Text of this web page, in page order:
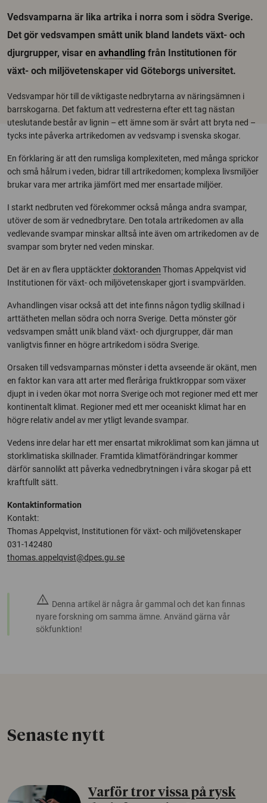
Vedsvamparna är lika artrika i norra som i södra Sverige.
Det gör vedsvampen smått unik bland landets växt- och
djurgrupper, visar en avhandling från Institutionen för
växt- och miljövetenskaper vid Göteborgs universitet.
Vedsvampar hör till de viktigaste nedbrytarna av näringsämnen i
barrskogarna. Det faktum att vedresterna efter ett tag nästan
uteslutande består av lignin – ett ämne som är svårt att bryta ned –
tycks inte påverka artrikedomen av vedsvamp i svenska skogar.
En förklaring är att den rumsliga komplexiteten, med många sprickor
och små hålrum i veden, bidrar till artrikedomen; komplexa livsmiljöer
brukar vara mer artrika jämfört med mer ensartade miljöer.
I starkt nedbruten ved förekommer också många andra svampar,
utöver de som är vednedbrytare. Den totala artrikedomen av alla
vedlevande svampar minskar alltså inte även om artrikedomen av de
svampar som bryter ned veden minskar.
Det är en av flera upptäckterdoktoranden Thomas Appelqvist vid
Institutionen för växt- och miljövetenskaper gjort i svampvärlden.
Avhandlingen visar också att det inte finns någon tydlig skillnad i
arttätheten mellan södra och norra Sverige. Detta mönster gör
vedsvampen smått unik bland växt- och djurgrupper, där man
vanligtvis finner en högre artrikedom i södra Sverige.
Orsaken till vedsvamparnas mönster i detta avseende är okänt, men
en faktor kan vara att arter med fleråriga fruktkroppar som växer
djupt in i veden ökar mot norra Sverige och mot regioner med ett mer
kontinentalt klimat. Regioner med ett mer oceaniskt klimat har en
högre relativ andel av mer ytligt levande svampar.
Vedens inre delar har ett mer ensartat mikroklimat som kan jämna ut
storklimatiska skillnader. Framtida klimatförändringar kommer
därför sannolikt att påverka vednedbrytningen i våra skogar på ett
kraftfullt sätt.
Kontaktinformation
Kontakt:
Thomas Appelqvist, Institutionen för växt- och miljövetenskaper
031-142480
thomas.appelqvist@dpes.gu.se
warning Denna artikel är några år gammal och det kan finnas
nyare forskning om samma ämne. Använd gärna vår
sökfunktion!
Senaste nytt
Varför tror vissa på rysk